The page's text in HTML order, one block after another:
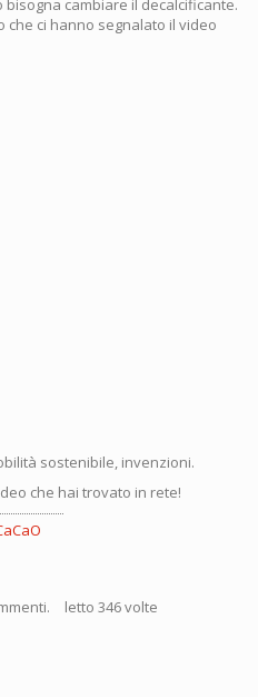
cambiare il decalcificante.
che ci hanno segnalato il video
sostenibile, invenzioni.
che hai trovato in rete!
letto 346 volte